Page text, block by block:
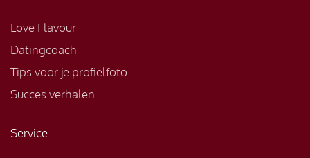
Love Flavour
Datingcoach
Tips voor je profielfoto
Succes verhalen
Service